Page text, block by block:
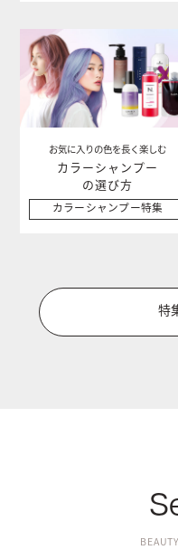
お気に入りの色を長く楽しむ
カラーシャンプー
の選び方
カラーシャンプー特集
特